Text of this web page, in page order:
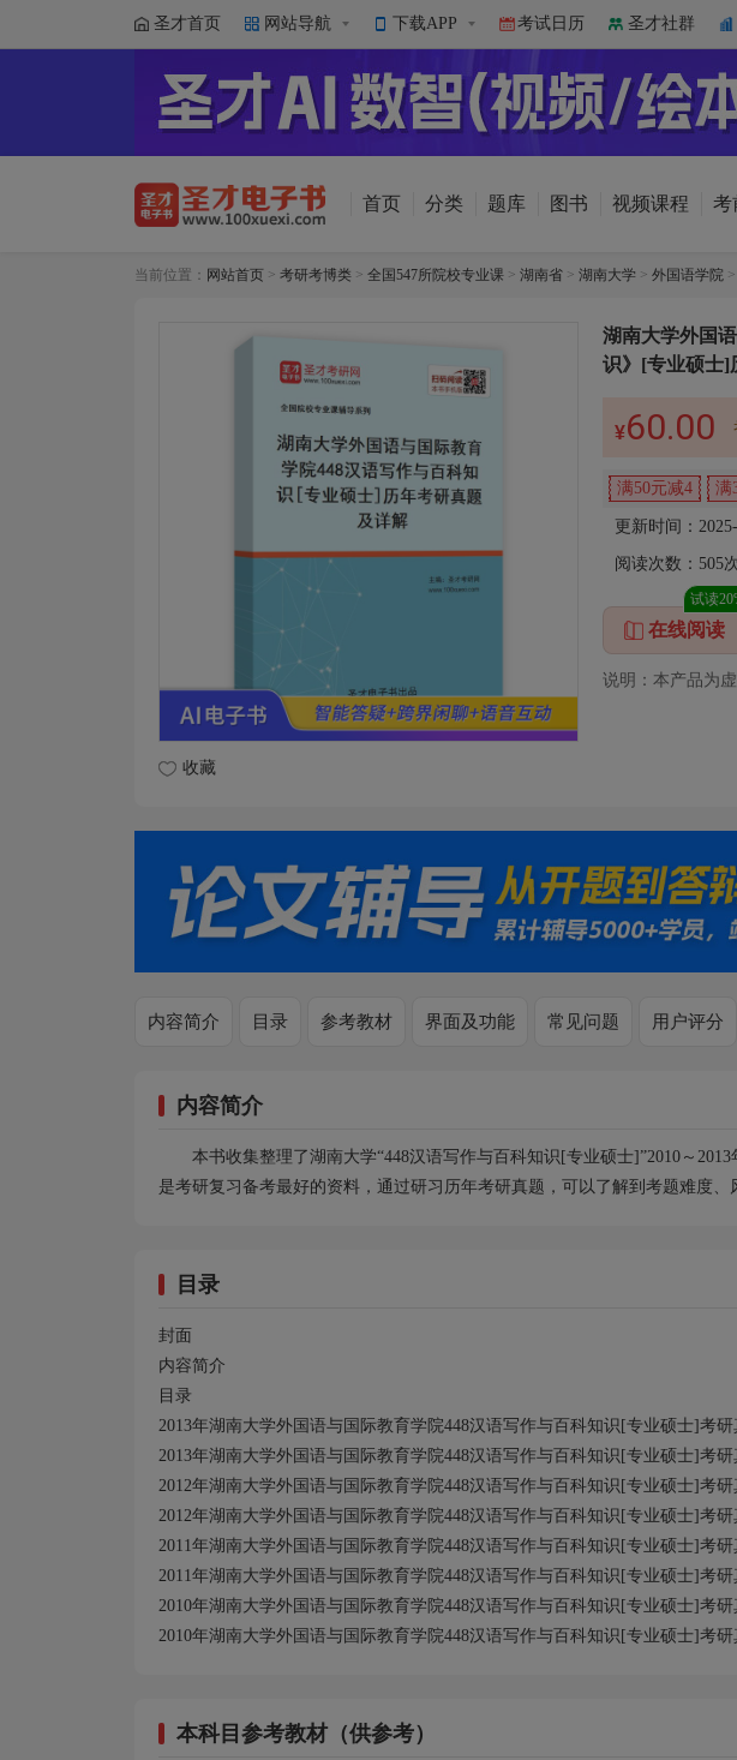
圣才首页 网站导航 下载APP 考试日历 圣才社群
首页 分类 题库 图书 视频课程 考
当前位置： 网站首页 > 考研考博类 > 全国547所院校专业课 > 湖南省 > 湖南大学 > 外国语学院 >
收藏
湖南大学外国
识》[专业硕士]
¥60.00
满50元减4 满
更新时间：
阅读次数： 505
在线阅读
试读
说明：本产品为
内容简介 目录 参考教材 界面及功能 常见问题 用户评分
内容简介
本书收集整理了湖南大学“448汉语写作与百科知识[专业硕士]”2010～
是考研复习备考最好的资料，通过研习历年考研真题，可以了解到考题难度、
目录
封面
内容简介
目录
2013年湖南大学外国语与国际教育学院448汉语写作与百科知识[专业硕士]考研
2013年湖南大学外国语与国际教育学院448汉语写作与百科知识[专业硕士]考
2012年湖南大学外国语与国际教育学院448汉语写作与百科知识[专业硕士]考研
2012年湖南大学外国语与国际教育学院448汉语写作与百科知识[专业硕士]考
2011年湖南大学外国语与国际教育学院448汉语写作与百科知识[专业硕士]考研
2011年湖南大学外国语与国际教育学院448汉语写作与百科知识[专业硕士]考
2010年湖南大学外国语与国际教育学院448汉语写作与百科知识[专业硕士]考研
2010年湖南大学外国语与国际教育学院448汉语写作与百科知识[专业硕士]考
本科目参考教材（供参考）